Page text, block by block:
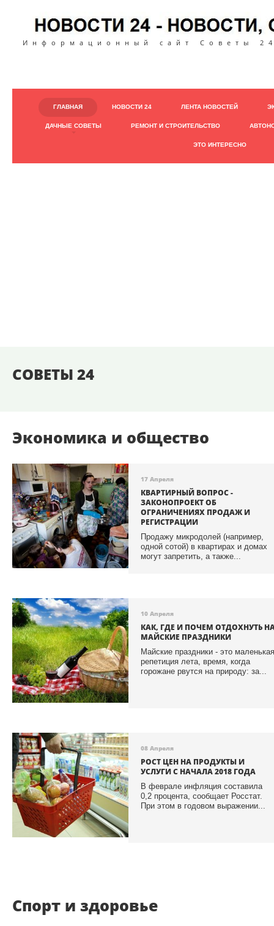
Информационный сайт Советы
ГЛАВНАЯ НОВОСТИ 24 ЛЕНТА НОВОСТЕЙ
ДАЧНЫЕ СОВЕТЫ РЕМОНТ И СТРОИТЕЛЬСТВО
ЭТО ИНТЕРЕСНО
СОВЕТЫ 24
Экономика и общество
17 Апреля
КВАРТИРНЫЙ ВОПРОС -
ЗАКОНОПРОЕКТ ОБ
ОГРАНИЧЕНИЯХ ПРОДАЖ И
РЕГИСТРАЦИИ
Продажу микрoдолей (например,
одной сотой) в квартирах и домах
могут запретить, а также...
10 Апреля
КАК, ГДЕ И ПОЧЕМ ОТДОХНУТЬ
МАЙСКИЕ ПРАЗДНИКИ
Майские праздники - это маленькая
репетиция лета, время, когда
горожане рвутся на природу: за...
08 Апреля
РОСТ ЦЕН НА ПРОДУКТЫ И
УСЛУГИ С НАЧАЛА 2018 ГОДА
В феврале инфляция составила
0,2 процента, сообщает Росстат.
При этом в годовом выражении...
Спорт и здоровье